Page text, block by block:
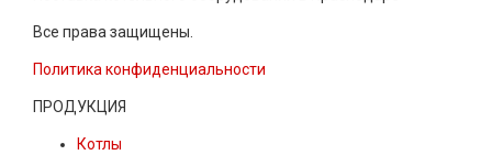
Все права защищены.
Политика конфиденциальности
ПРОДУКЦИЯ
Котлы